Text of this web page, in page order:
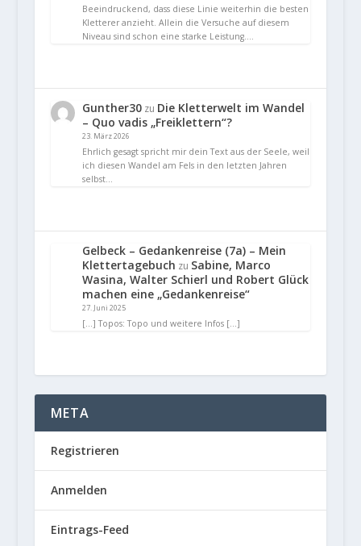
Beeindruckend, dass diese Linie weiterhin die besten
Kletterer anzieht. Allein die Versuche auf diesem
Niveau sind schon eine starke Leistung.…
Gunther30zu Die Kletterwelt im Wandel
– Quo vadis „Freiklettern“?
23. März 2026
Ehrlich gesagt spricht mir dein Text aus der Seele, weil
ich diesen Wandel am Fels in den letzten Jahren
selbst…
Gelbeck – Gedankenreise (7a) – Mein
Klettertagebuch zu Sabine, Marco
Wasina, Walter Schierl und Robert Glück
machen eine „Gedankenreise“
27. Juni 2025
[…] Topos: Topo und weitere Infos […]
META
Registrieren
Anmelden
Eintrags-Feed